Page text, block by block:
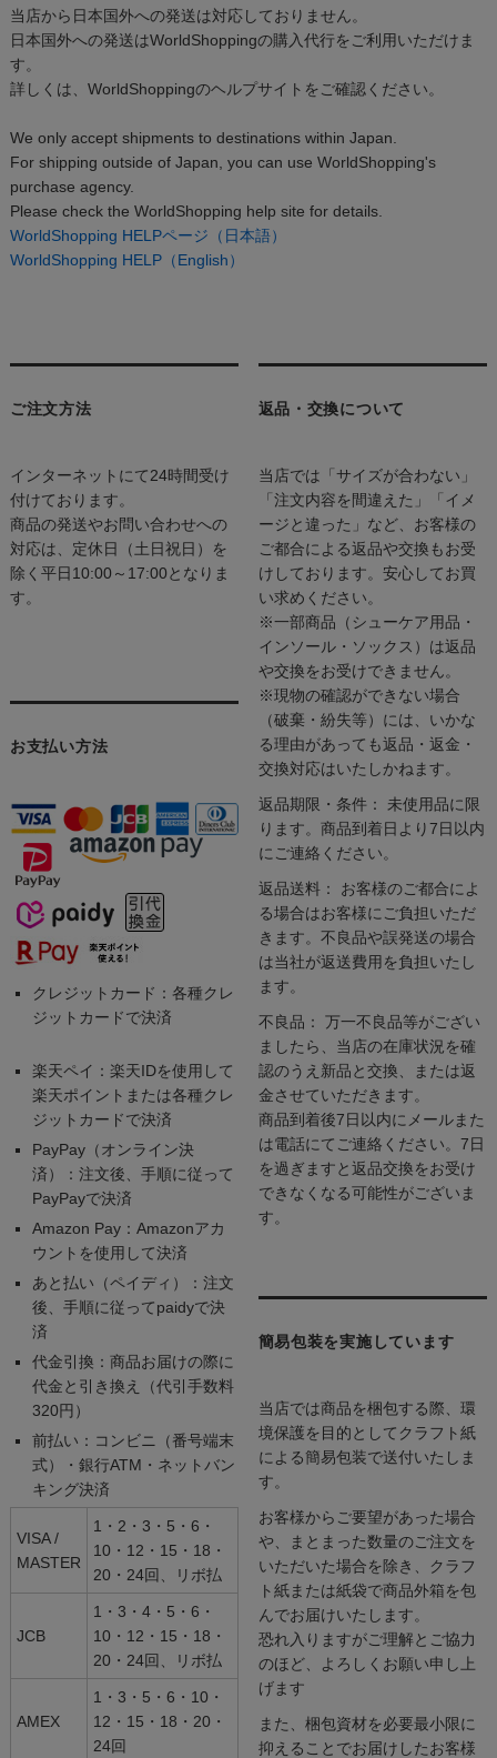
当店から日本国外への発送は対応しておりません。
日本国外への発送はWorldShoppingの購入代行をご利用いただけま
す。
詳しくは、WorldShoppingのヘルプサイトをご確認ください。
We only accept shipments to destinations within Japan.
For shipping outside of Japan, you can use WorldShopping's
purchase agency.
Please check the WorldShopping help site for details.
WorldShopping HELPページ（日本語）
WorldShopping HELP（English）
ご注文方法
インターネットにて24時間受け
付けております。
商品の発送やお問い合わせへの
対応は、定休日（土日祝日）を
除く平日10:00～17:00となりま
す。
お支払い方法
クレジットカード：各種クレ
ジットカードで決済
楽天ペイ：楽天IDを使用して
楽天ポイントまたは各種クレ
ジットカードで決済
PayPay（オンライン決
済）：注文後、手順に従って
PayPayで決済
Amazon Pay：Amazonアカ
ウントを使用して決済
あと払い（ペイディ）：注文
後、手順に従ってpaidyで決
済
代金引換：商品お届けの際に
代金と引き換え（代引手数料
320円）
前払い：コンビニ（番号端末
式）・銀行ATM・ネットバン
キング決済
VISA /
MASTER
1・2・3・5・6・
10・12・15・18・
20・24回、リボ払
JCB
1・3・4・5・6・
10・12・15・18・
20・24回、リボ払
AMEX
1・3・5・6・10・
12・15・18・20・
24回
返品・交換について
当店では「サイズが合わない」
「注文内容を間違えた」「イメ
ージと違った」など、お客様の
ご都合による返品や交換もお受
けしております。安心してお買
い求めください。
※一部商品（シューケア用品・
インソール・ソックス）は返品
や交換をお受けできません。
※現物の確認ができない場合
（破棄・紛失等）には、いかな
る理由があっても返品・返金・
交換対応はいたしかねます。
返品期限・条件： 未使用品に限
ります。商品到着日より7日以内
にご連絡ください。
返品送料： お客様のご都合によ
る場合はお客様にご負担いただ
きます。不良品や誤発送の場合
は当社が返送費用を負担いたし
ます。
不良品： 万一不良品等がござい
ましたら、当店の在庫状況を確
認のうえ新品と交換、または返
金させていただきます。
商品到着後7日以内にメールまた
は電話にてご連絡ください。7日
を過ぎますと返品交換をお受け
できなくなる可能性がございま
す。
簡易包装を実施しています
当店では商品を梱包する際、環
境保護を目的としてクラフト紙
による簡易包装で送付いたしま
す。
お客様からご要望があった場合
や、まとまった数量のご注文を
いただいた場合を除き、クラフ
ト紙または紙袋で商品外箱を包
んでお届けいたします。
恐れ入りますがご理解とご協力
のほど、よろしくお願い申し上
げます
また、梱包資材を必要最小限に
抑えることでお届けしたお客様